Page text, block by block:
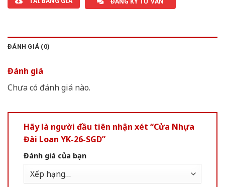
ĐÁNH GIÁ (0)
Đánh giá
Chưa có đánh giá nào.
Hãy là người đầu tiên nhận xét “Cửa Nhựa
Đài Loan YK-26-SGD”
Đánh giá của bạn